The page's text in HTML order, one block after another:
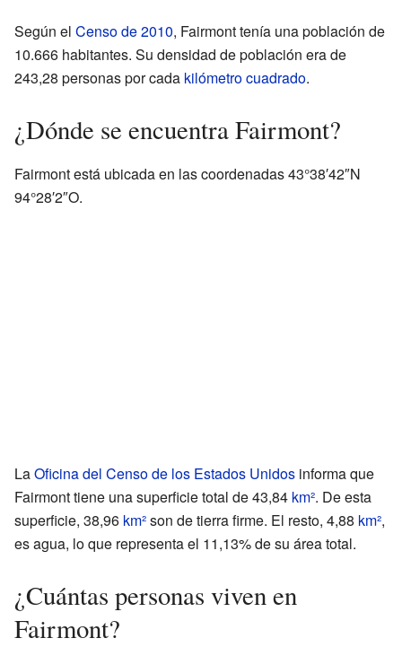
Según el Censo de 2010, Fairmont tenía una población de
10.666 habitantes. Su densidad de población era de
243,28 personas por cada kilómetro cuadrado.
¿Dónde se encuentra Fairmont?
Fairmont está ubicada en las coordenadas43°38′42″N
94°28′2″O.
LaOficina del Censo de los Estados Unidos informa que
Fairmont tiene una superficie total de 43,84 km². De esta
superficie, 38,96 km²son de tierra firme. El resto, 4,88 km²,
es agua, lo que representa el 11,13% de su área total.
¿Cuántas personas viven en
Fairmont?